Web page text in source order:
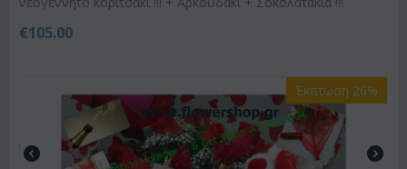
€105.00
Έκπτωση 26%